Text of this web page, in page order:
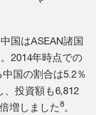
国はASEAN諸国
2014年時点での
国の割合は5.2％
、投資額も6,812
増しました8。